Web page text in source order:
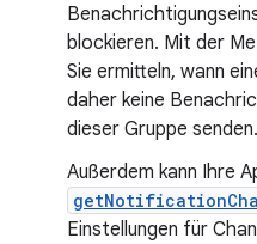
blockieren. Mit der
Sie ermitteln, wann
daher keine
dieser Gruppe senden.
Außerdem kann Ihre
Einstellungen für